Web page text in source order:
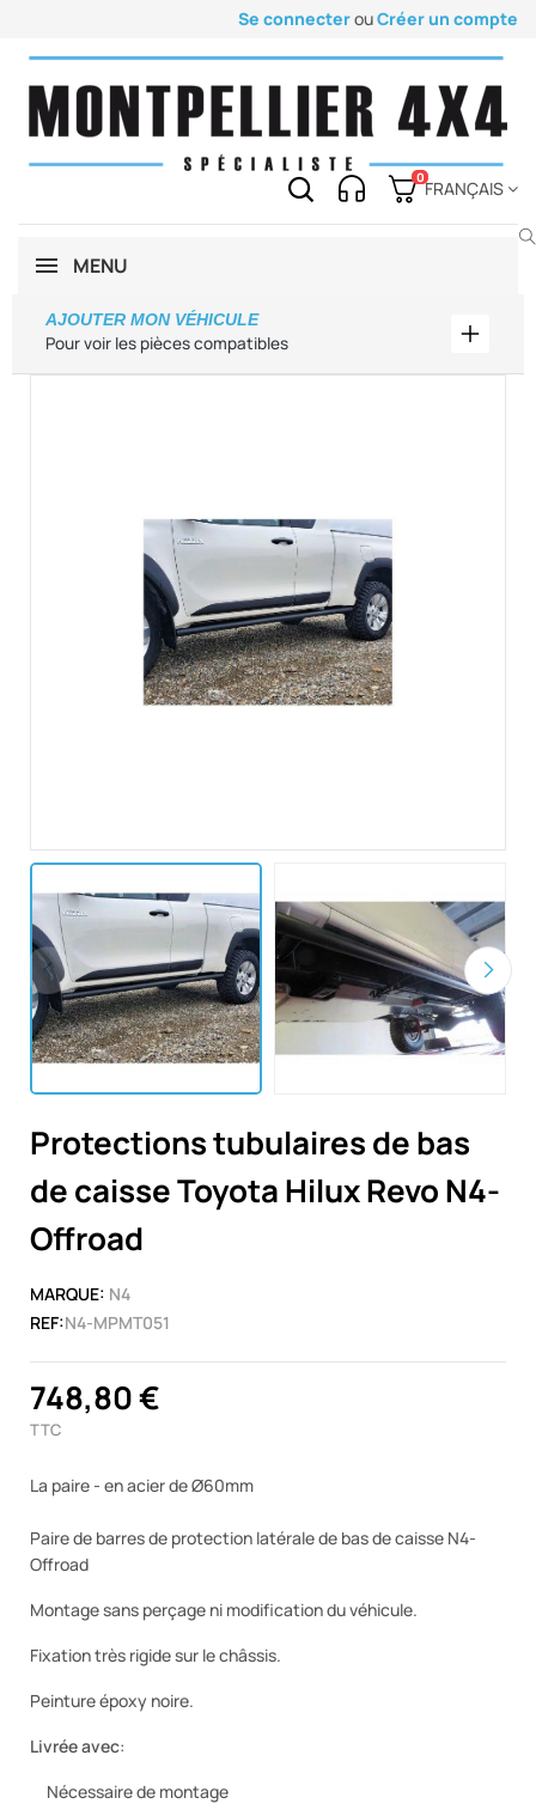
Se connecterouCréer un compte
0
FRANÇAIS
MENU
Pour voir les pièces compatibles
AJOUTER MON VÉHICULE
Protections tubulaires de bas
de caisse Toyota Hilux Revo N4-
Offroad
MARQUE: N4
REF:N4-MPMT051
748,80 €
TTC
La paire - en acier de Ø60mm
Paire de barres de protection latérale de bas de caisse N4-
Offroad
Montage sans perçage ni modification du véhicule.
Fixation très rigide sur le châssis.
Peinture époxy noire.
Livrée avec:
Nécessaire de montage